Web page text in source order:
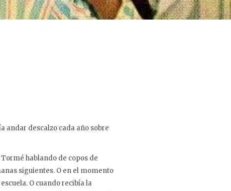
andar descalzo cada año sobre
hablando de copos de
siguientes. O en el momento
O cuando recibía la